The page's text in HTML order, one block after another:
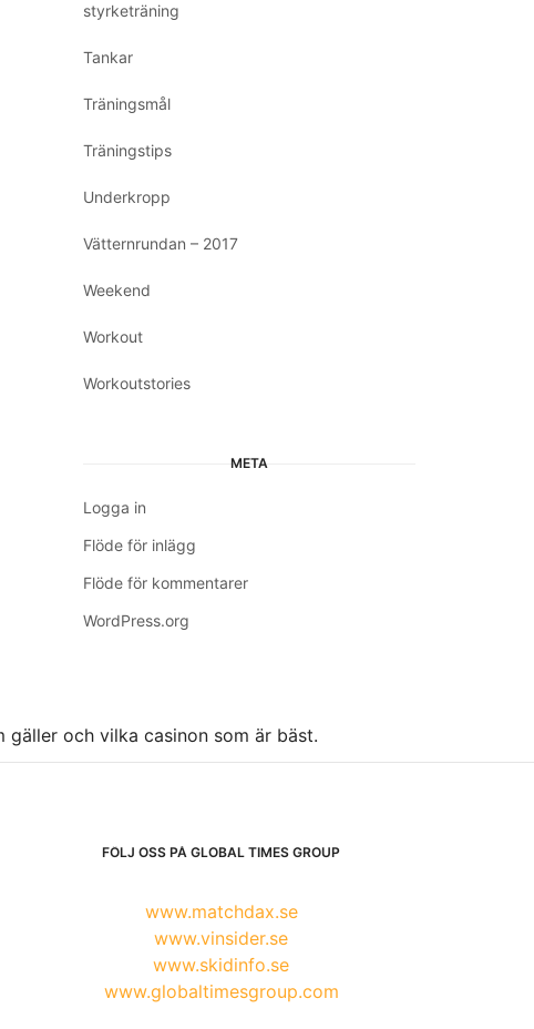
styrketräning
Tankar
Träningsmål
Träningstips
Underkropp
Vätternrundan – 2017
Weekend
Workout
Workoutstories
META
Logga in
Flöde för inlägg
Flöde för kommentarer
WordPress.org
och vilka casinon som är bäst.
FÖLJ OSS PÅ GLOBAL TIMES GROUP
www.matchdax.se
www.vinsider.se
www.skidinfo.se
www.globaltimesgroup.com